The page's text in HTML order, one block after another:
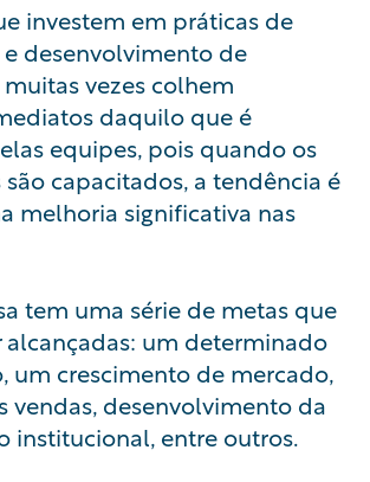
investem em práticas de
desenvolvimento de
vezes colhem
daquilo que é
equipes, pois quando os
capacitados, a tendência é
melhoria significativa nas
tem uma série de metas que
alcançadas: um determinado
um crescimento de mercado,
vendas, desenvolvimento da
institucional, entre outros.